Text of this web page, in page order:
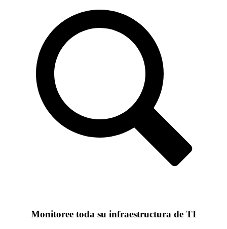
Monitoree toda su infraestructura de TI